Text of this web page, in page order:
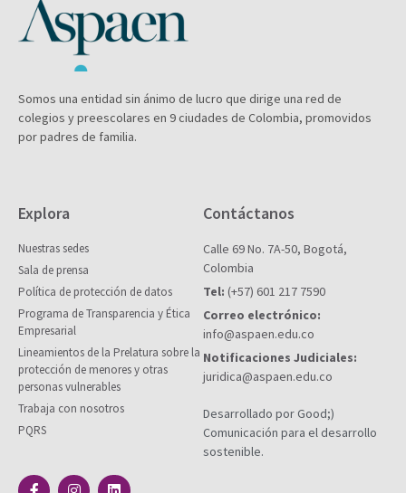
Somos una entidad sin ánimo de lucro que dirige una red de
colegios y preescolares en 9 ciudades de Colombia, promovidos
por padres de familia.
Explora
Nuestras sedes
Sala de prensa
Política de protección de datos
Programa de Transparencia y Ética
Empresarial
Lineamientos de la Prelatura sobre la
protección de menores y otras
personas vulnerables
Trabaja con nosotros
PQRS
Contáctanos
Calle 69 No. 7A-50, Bogotá,
Colombia
Tel: (+57) 601 217 7590
Correo electrónico:
info@aspaen.edu.co
Notificaciones Judiciales:
juridica@aspaen.edu.co
Desarrollado por Good;)
Comunicación para el desarrollo
sostenible.